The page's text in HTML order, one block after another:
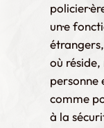
un·e
où
personne
comme
à la